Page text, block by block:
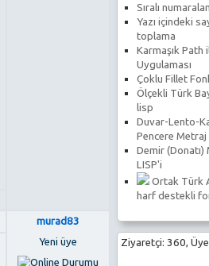
Sıralı
Yazı içindeki
toplama
Karmaşık Path
Uygulaması
Çoklu Fillet
Ölçekli Türk
lisp
Duvar-Lento-
Pencere Metraj
Demir (Donatı)
LISP'i
Ortak Türk
harf destekli
Ziyaretçi: 360,
murad83
Yeni üye